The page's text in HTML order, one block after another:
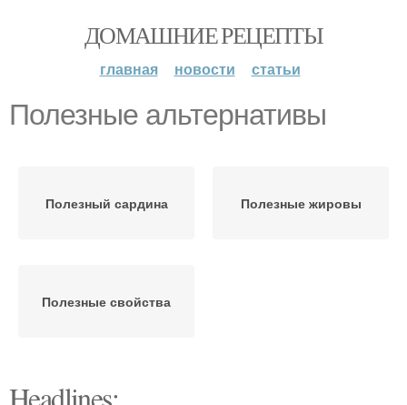
ДОМАШНИЕ РЕЦЕПТЫ
главная новости статьи
Полезные альтернативы
Полезный сардина Полезные жировы
Полезные свойства